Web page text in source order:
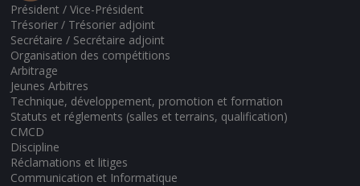
Président / Vice-Président
Trésorier / Trésorier adjoint
Secrétaire / Secrétaire adjoint
Organisation des compétitions
Arbitrage
Jeunes Arbitres
Technique, développement, promotion et formation
Statuts et réglements (salles et terrains, qualification)
CMCD
Discipline
Réclamations et litiges
Communication et Informatique